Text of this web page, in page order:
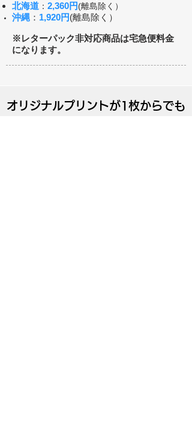
北海道 ： 2,360円(離島除く）
沖縄 ： 1,920円(離島除く）
​※レターパック非対応商品は宅急便料金
になります。
オリジナルプリントが1枚からでも